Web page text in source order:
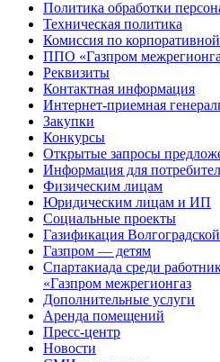
Политика обработки
Техническая политика
Комиссия по
ППО «Газпром
Реквизиты
Контактная информация
Интернет-приемная
Закупки
Конкурсы
Открытые запросы
Информация для
Физическим лицам
Юридическим лицам и ИП
Социальные проекты
Газификация
Газпром — детям
Спартакиада среди
«Газпром межрегионгаз
Дополнительные услуги
Аренда помещений
Пресс-центр
Новости